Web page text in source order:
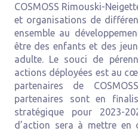
COSMOSS Rimouski-
et organisations de
ensemble au
être des enfants et des
adulte. Le souci de
actions déployées est au
partenaires de
partenaires sont en
stratégique pour 2023-
d’action sera à mettre